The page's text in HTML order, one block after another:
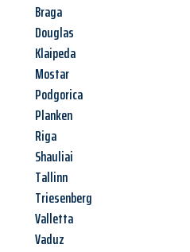
Braga
Douglas
Klaipeda
Mostar
Podgorica
Planken
Riga
Shauliai
Tallinn
Triesenberg
Valletta
Vaduz